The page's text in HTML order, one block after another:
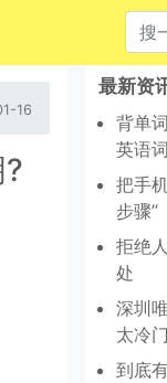
16
最新资
背单
英语
把手
步骤”
拒绝
处
深圳
太冷
到底